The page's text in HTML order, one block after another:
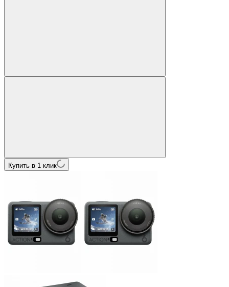
Купить в 1 клик